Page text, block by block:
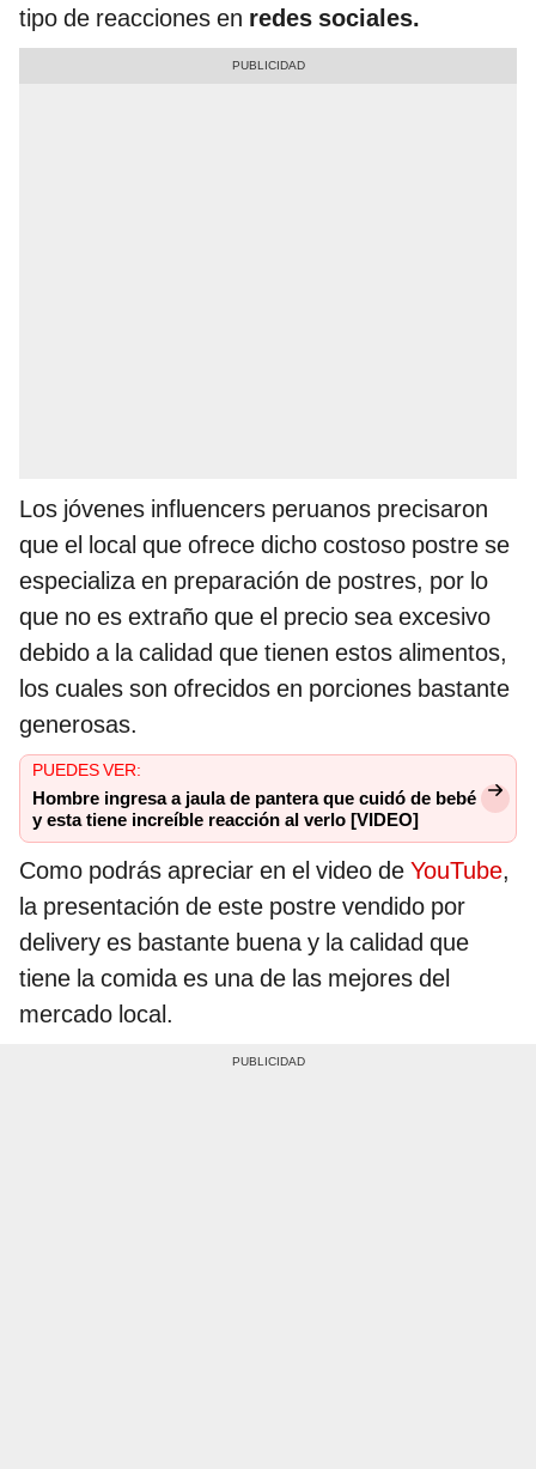
tipo de reacciones en redes sociales.
Los jóvenes influencers peruanos precisaron
que el local que ofrece dicho costoso postre se
especializa en preparación de postres, por lo
que no es extraño que el precio sea excesivo
debido a la calidad que tienen estos alimentos,
los cuales son ofrecidos en porciones bastante
generosas.
PUEDES VER:
Hombre ingresa a jaula de pantera que cuidó de bebé
y esta tiene increíble reacción al verlo [VIDEO]
Como podrás apreciar en el video de YouTube,
la presentación de este postre vendido por
delivery es bastante buena y la calidad que
tiene la comida es una de las mejores del
mercado local.